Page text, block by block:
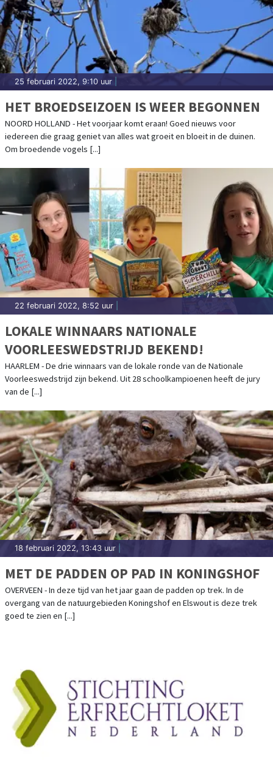
25 februari 2022, 9:10 uur
HET BROEDSEIZOEN IS WEER BEGONNEN
NOORD HOLLAND - Het voorjaar komt eraan! Goed nieuws voor
iedereen die graag geniet van alles wat groeit en bloeit in de duinen.
Om broedende vogels [...]
22 februari 2022, 8:52 uur
LOKALE WINNAARS NATIONALE
VOORLEESWEDSTRIJD BEKEND!
HAARLEM - De drie winnaars van de lokale ronde van de Nationale
Voorleeswedstrijd zijn bekend. Uit 28 schoolkampioenen heeft de jury
van de [...]
18 februari 2022, 13:43 uur
MET DE PADDEN OP PAD IN KONINGSHOF
OVERVEEN - In deze tijd van het jaar gaan de padden op trek. In de
overgang van de natuurgebieden Koningshof en Elswout is deze trek
goed te zien en [...]